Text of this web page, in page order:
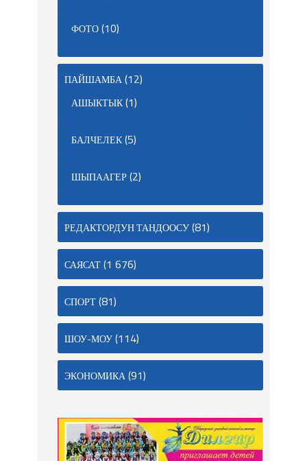
ФОТО(10)
ПАЙШАМБА(12)
АШЫКТЫК(1)
БАЛЧЕЛЕК(5)
ШЫПААГЕР(2)
РЕДАКТОРДУН ТАНДООСУ(81)
САЯСАТ(1 676)
СПОРТ(81)
ШОУ-МОУ(114)
ЭКОНОМИКА(91)